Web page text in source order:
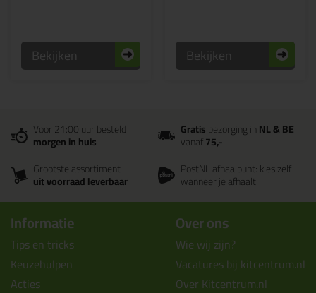
Bekijken Bekijken
Voor 21:00 uur besteld
morgen in huis
Gratisbezorging inNL & BE
vanaf75,-
Grootste assortiment
uit voorraad leverbaar
PostNL afhaalpunt: kies zelf
wanneer je afhaalt
Informatie
Tips en tricks
Keuzehulpen
Acties
Over ons
Wie wij zijn?
Vacatures bij kitcentrum.nl
Over Kitcentrum.nl